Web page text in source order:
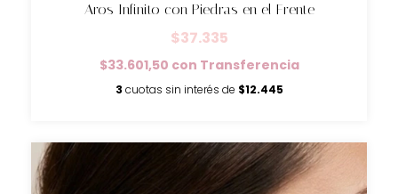
Aros Infinito con Piedras en el Frente
$37.335
$33.601,50 con Transferencia
3 cuotas sin interés de $12.445